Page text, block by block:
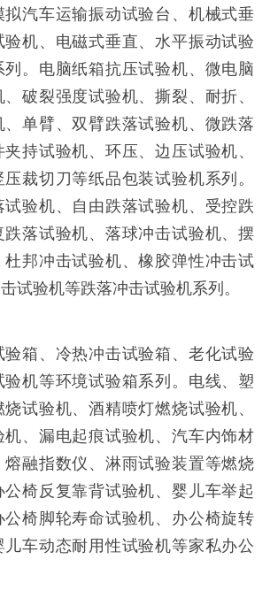
汽车运输振动试验台、机械式垂
验机、电磁式垂直、水平振动试验
。电脑纸箱抗压试验机、微电脑
破裂强度试验机、撕裂、耐折、
单臂、双臂跌落试验机、微跌落
持试验机、环压、边压试验机、
裁切刀等纸品包装试验机系列。
验机、自由跌落试验机、受控跌
落试验机、落球冲击试验机、摆
邦冲击试验机、橡胶弹性冲击试
试验机等跌落冲击试验机系列。
、冷热冲击试验箱、老化试验
机等环境试验箱系列。电线、塑
试验机、酒精喷灯燃烧试验机、
、漏电起痕试验机、汽车内饰材
融指数仪、淋雨试验装置等燃烧
椅反复靠背试验机、婴儿车举起
椅脚轮寿命试验机、办公椅旋转
儿车动态耐用性试验机等家私办公